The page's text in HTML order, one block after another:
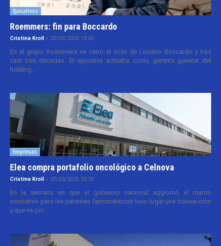
Ejecutivos
Roemmers: fin para Boccardo
Cristina Kroll - 20/05/2026 13:00
En el grupo Roemmers se cerró el ciclo de Luciano Boccardo y tras
casi tres décadas. El ejecutivo actuaba como gerente general del
holding...
Empresas
Elea compra portafolio oncológico a Celnova
Cristina Kroll - 20/03/2026 10:30
En la semana en que el gobierno nacional aggiornó el marco
normativo para las patentes farmacéuticas tuvo lugar una transacción
y que va por...